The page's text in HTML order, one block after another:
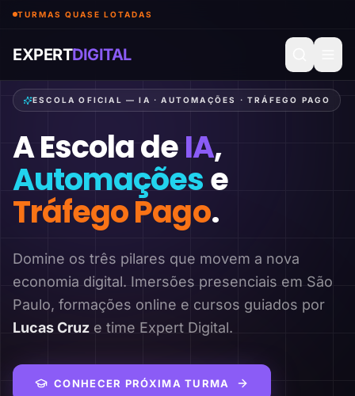
TURMAS QUASE LOTADAS
EXPERTDIGITAL
ESCOLA OFICIAL — IA · AUTOMAÇÕES · TRÁFEGO PAGO
A Escola deIA,
Automaçõese
Tráfego Pago.
Domine os três pilares que movem a nova
economia digital. Imersões presenciais em São
Paulo, formações online e cursos guiados por
Lucas Cruz e time Expert Digital.
CONHECER PRÓXIMA TURMA